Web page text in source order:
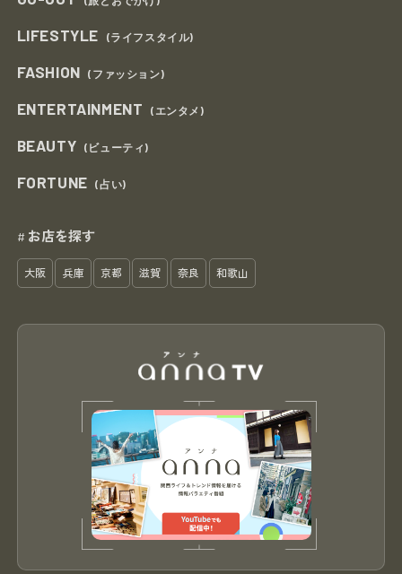
LIFESTYLE (ライフスタイル)
FASHION (ファッション)
ENTERTAINMENT (エンタメ)
BEAUTY (ビューティ)
FORTUNE (占い)
# お店を探す
大阪 兵庫 京都 滋賀 奈良 和歌山